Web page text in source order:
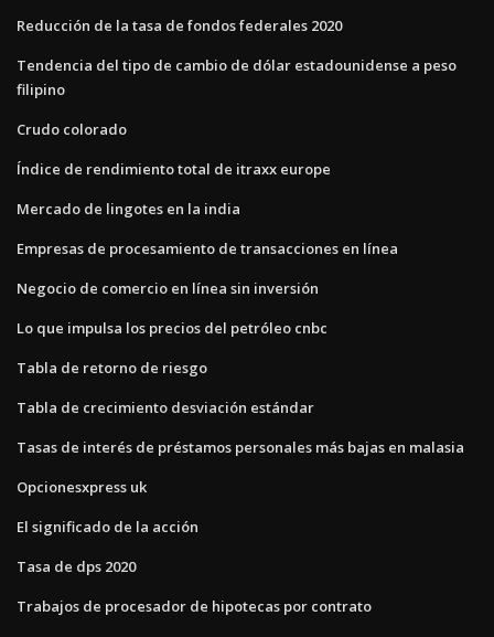
Reducción de la tasa de fondos federales 2020
Tendencia del tipo de cambio de dólar estadounidense a peso
filipino
Crudo colorado
Índice de rendimiento total de itraxx europe
Mercado de lingotes en la india
Empresas de procesamiento de transacciones en línea
Negocio de comercio en línea sin inversión
Lo que impulsa los precios del petróleo cnbc
Tabla de retorno de riesgo
Tabla de crecimiento desviación estándar
Tasas de interés de préstamos personales más bajas en malasia
Opcionesxpress uk
El significado de la acción
Tasa de dps 2020
Trabajos de procesador de hipotecas por contrato